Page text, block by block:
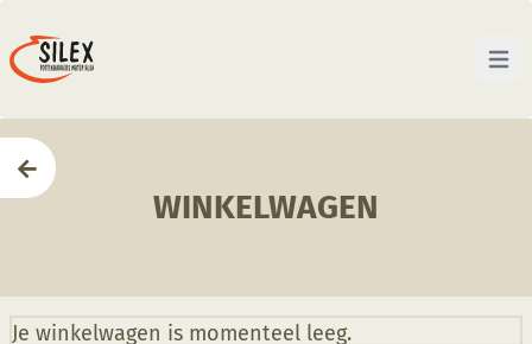
Open
WINKELWAGEN
Je winkelwagen is momenteel leeg.